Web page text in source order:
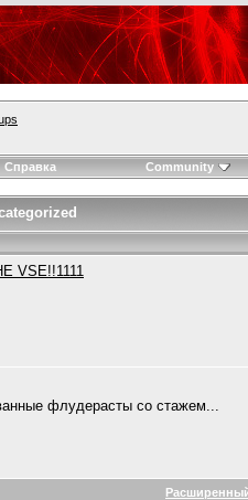
Справка Community
VSE!!1111
флудерасты со стажем...